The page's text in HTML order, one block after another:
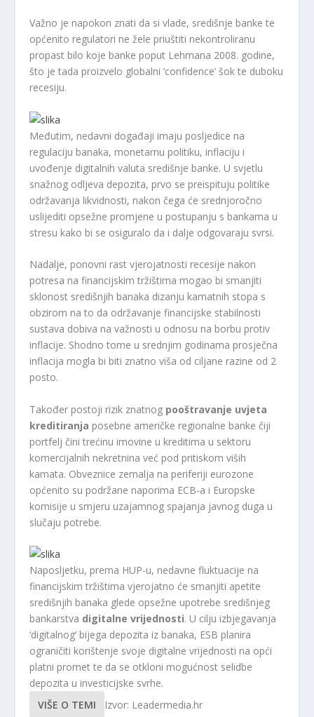
Važno je napokon znati da si vlade, središnje banke te
općenito regulatori ne žele priuštiti nekontroliranu
propast bilo koje banke poput Lehmana 2008. godine,
što je tada proizvelo globalni ‘confidence’ šok te duboku
recesiju.
Međutim, nedavni događaji imaju posljedice na
regulaciju banaka, monetarnu politiku, inflaciju i
uvođenje digitalnih valuta središnje banke. U svjetlu
snažnog odljeva depozita, prvo se preispituju politike
održavanja likvidnosti, nakon čega će srednjoročno
uslijediti opsežne promjene u postupanju s bankama u
stresu kako bi se osiguralo da i dalje odgovaraju svrsi.
Nadalje, ponovni rast vjerojatnosti recesije nakon
potresa na financijskim tržištima mogao bi smanjiti
sklonost središnjih banaka dizanju kamatnih stopa s
obzirom na to da održavanje financijske stabilnosti
sustava dobiva na važnosti u odnosu na borbu protiv
inflacije. Shodno tome u srednjim godinama prosječna
inflacija mogla bi biti znatno viša od ciljane razine od 2
posto.
Također postoji rizik znatnog pooštravanje uvjeta
kreditiranja posebne američke regionalne banke čiji
portfelj čini trećinu imovine u kreditima u sektoru
komercijalnih nekretnina već pod pritiskom viših
kamata. Obveznice zemalja na periferiji eurozone
općenito su podržane naporima ECB-a i Europske
komisije u smjeru uzajamnog spajanja javnog duga u
slučaju potrebe.
Naposljetku, prema HUP-u, nedavne fluktuacije na
financijskim tržištima vjerojatno će smanjiti apetite
središnjih banaka glede opsežne upotrebe središnjeg
bankarstva digitalne vrijednosti. U cilju izbjegavanja
‘digitalnog’ bijega depozita iz banaka, ESB planira
ograničiti korištenje svoje digitalne vrijednosti na opći
platni promet te da se otkloni mogućnost selidbe
depozita u investicijske svrhe.
VIŠE O TEMI
Izvor: Leadermedia.hr